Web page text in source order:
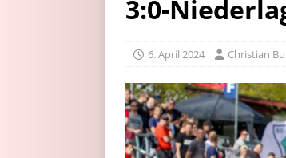
3:0-
6. April 2024 Christian